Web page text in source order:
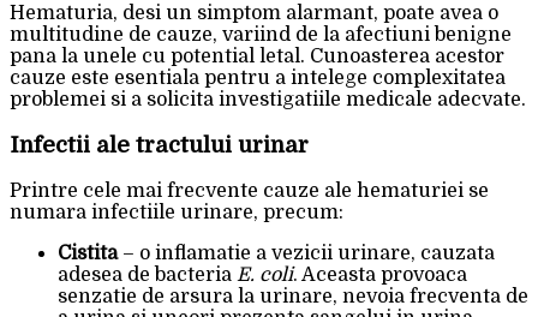
Hematuria, desi un simptom alarmant, poate avea o
multitudine de cauze, variind de la afectiuni benigne
pana la unele cu potential letal. Cunoasterea acestor
cauze este esentiala pentru a intelege complexitatea
problemei si a solicita investigatiile medicale adecvate.
Infectii ale tractului urinar
Printre cele mai frecvente cauze ale hematuriei se
numara infectiile urinare, precum:
Cistita– o inflamatie a vezicii urinare, cauzata
adesea de bacteria E. coli. Aceasta provoaca
senzatie de arsura la urinare, nevoia frecventa de